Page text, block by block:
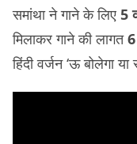
समांथा ने गाने के लिए 5
मिलाकर गाने की लागत
हिंदी वर्जन ‘ऊ बोलेगा